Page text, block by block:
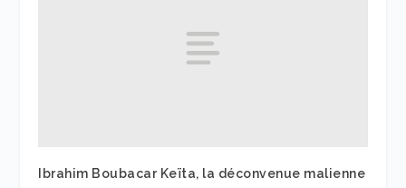
Ibrahim Boubacar Keïta, la déconvenue malienne